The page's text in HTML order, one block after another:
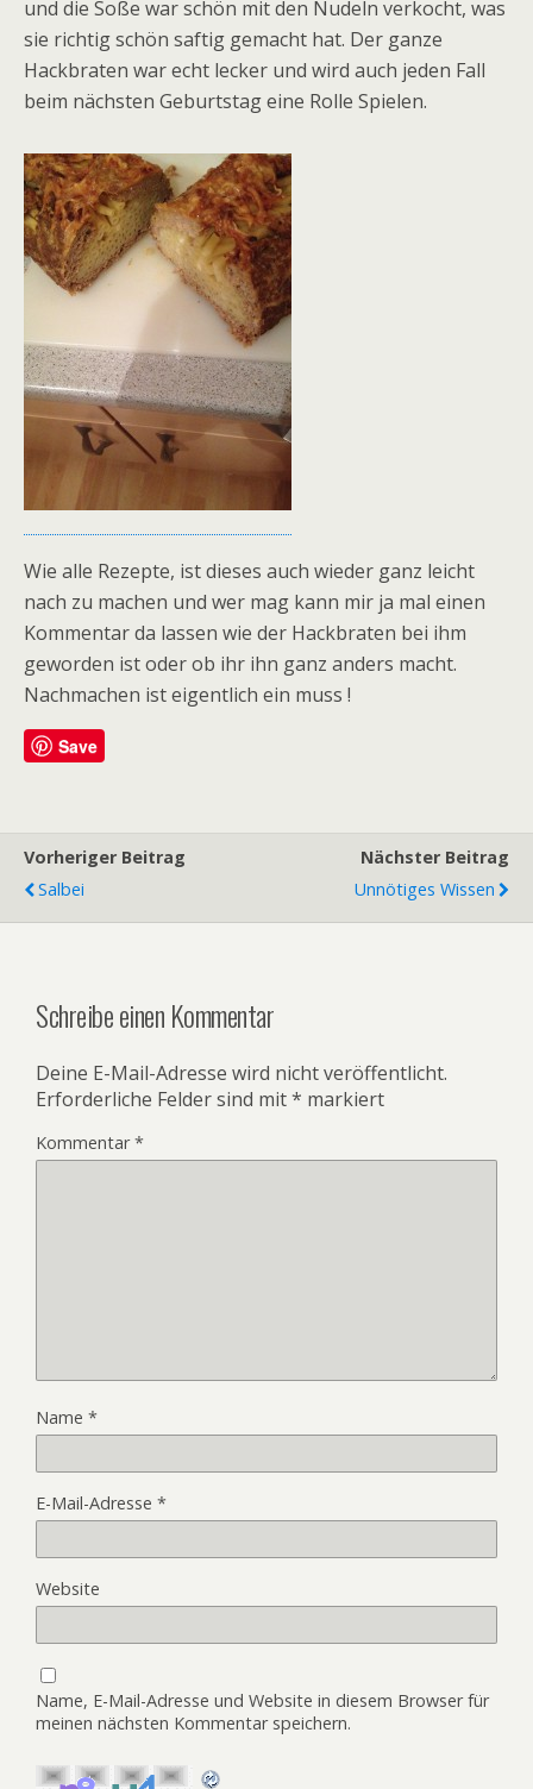
und die Soße war schön mit den Nudeln verkocht, was
sie richtig schön saftig gemacht hat. Der ganze
Hackbraten war echt lecker und wird auch jeden Fall
beim nächsten Geburtstag eine Rolle Spielen.
Wie alle Rezepte, ist dieses auch wieder ganz leicht
nach zu machen und wer mag kann mir ja mal einen
Kommentar da lassen wie der Hackbraten bei ihm
geworden ist oder ob ihr ihn ganz anders macht.
Nachmachen ist eigentlich ein muss !
Save
Vorheriger Beitrag
Salbei
Nächster Beitrag
Unnötiges Wissen
Schreibe einen Kommentar
Deine E-Mail-Adresse wird nicht veröffentlicht.
Erforderliche Felder sind mit* markiert
Kommentar*
Name *
E-Mail-Adresse *
Website
Name, E-Mail-Adresse und Website in diesem Browser für
meinen nächsten Kommentar speichern.